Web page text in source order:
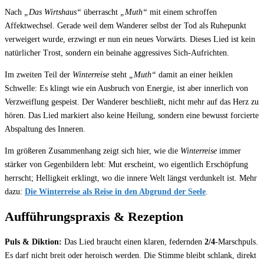
Nach „Das Wirtshaus“ überrascht „Muth“ mit einem schroffen
Affektwechsel. Gerade weil dem Wanderer selbst der Tod als Ruhepunkt
verweigert wurde, erzwingt er nun ein neues Vorwärts. Dieses Lied ist kein
natürlicher Trost, sondern ein beinahe aggressives Sich-Aufrichten.
Im zweiten Teil der Winterreise steht „Muth“ damit an einer heiklen
Schwelle: Es klingt wie ein Ausbruch von Energie, ist aber innerlich von
Verzweiflung gespeist. Der Wanderer beschließt, nicht mehr auf das Herz zu
hören. Das Lied markiert also keine Heilung, sondern eine bewusst forcierte
Abspaltung des Inneren.
Im größeren Zusammenhang zeigt sich hier, wie die Winterreise immer
stärker von Gegenbildern lebt: Mut erscheint, wo eigentlich Erschöpfung
herrscht; Helligkeit erklingt, wo die innere Welt längst verdunkelt ist. Mehr
dazu: Die Winterreise als Reise in den Abgrund der Seele
Aufführungspraxis & Rezeption
Puls & Diktion: Das Lied braucht einen klaren, federnden 2/4-Marschpuls.
Es darf nicht breit oder heroisch werden. Die Stimme bleibt schlank, direkt